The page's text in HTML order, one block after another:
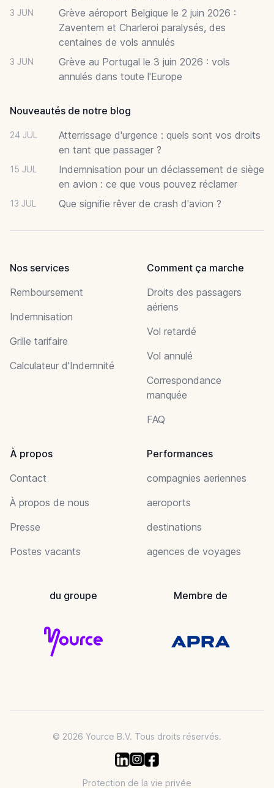
3 JUN
Grève aéroport Belgique le 2 juin 2026 :
Zaventem et Charleroi paralysés, des
centaines de vols annulés
3 JUN
Grève au Portugal le 3 juin 2026 : vols
annulés dans toute l'Europe
Nouveautés de notre blog
24 JUL
Atterrissage d'urgence : quels sont vos droits
en tant que passager ?
15 JUL
Indemnisation pour un déclassement de siège
en avion : ce que vous pouvez réclamer
13 JUL Que signifie rêver de crash d'avion ?
Nos services
Remboursement
Indemnisation
Grille tarifaire
Calculateur d'Indemnité
Comment ça marche
Droits des passagers
aériens
Vol retardé
Vol annulé
Correspondance
manquée
FAQ
À propos
Contact
À propos de nous
Presse
Postes vacants
Performances
compagnies aeriennes
aeroports
destinations
agences de voyages
du groupe Membre de
© 2026 Yource B.V. Tous droits réservés.
Protection de la vie privée